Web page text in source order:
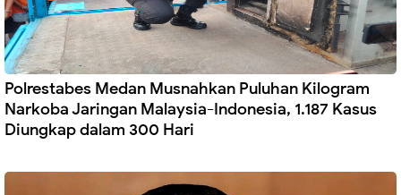
Polrestabes Medan Musnahkan Puluhan Kilogram
Narkoba Jaringan Malaysia-Indonesia, 1.187 Kasus
Diungkap dalam 300 Hari